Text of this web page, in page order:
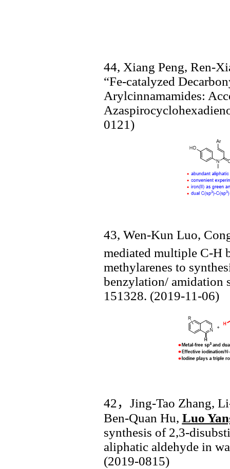
44, Xiang Peng, Ren-
“Fe-catalyzed
Arylcinnamamides:
0121)
43, Wen-Kun Luo,
mediated multiple C-H
methylarenes to
benzylation/ amidation
151328. (2019-11 -06)
42， Jing-Tao Zhang,
Ben-Quan Hu, Luo
synthesis of 2,3-
aliphatic aldehyde in
(2019-0815)